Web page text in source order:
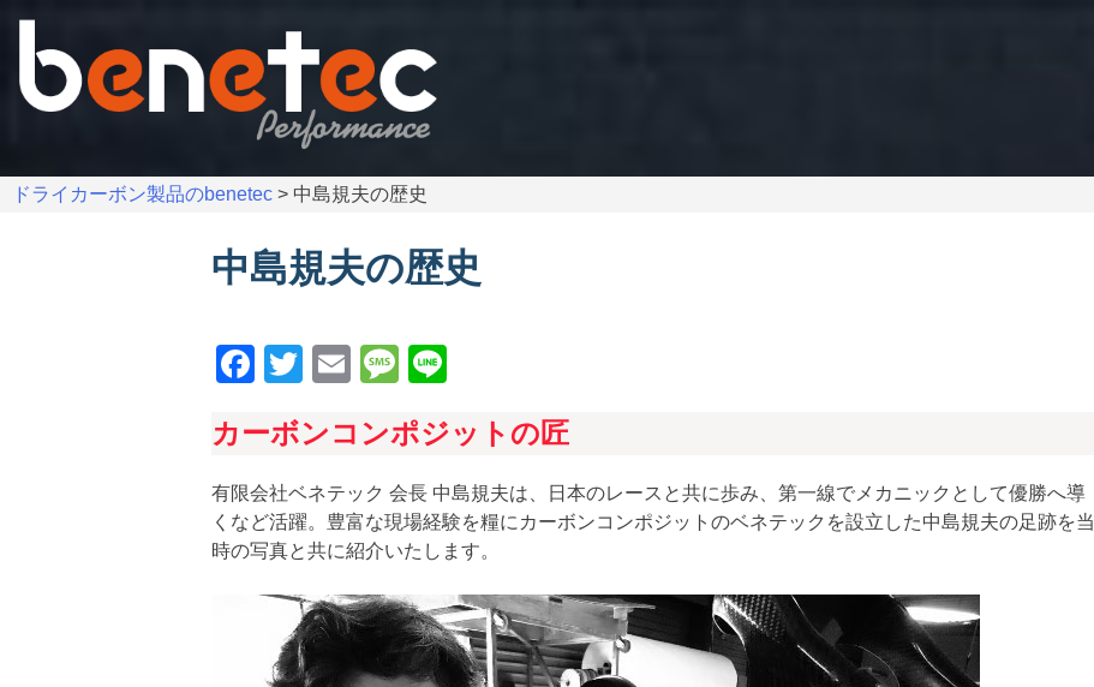
content
ドライカーボン製品のbenetec > 中島規夫の歴史
中島規夫の歴史
Facebook
Twitter
EmailMessage
カーボンコンポジットの匠
有限会社ベネテック 会長 中島規夫は、日本のレースと共に歩み、第一線でメカニックとして優勝へ導
くなど活躍。豊富な現場経験を糧にカーボンコンポジットのベネテックを設立した中島規夫の足跡を当
時の写真と共に紹介いたします。